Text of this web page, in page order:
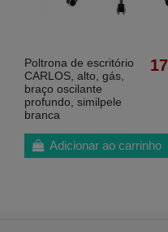
Poltrona de escritório
CARLOS, alto, gás,
braço oscilante
profundo, similpele
branca
Adicionar ao carrinho